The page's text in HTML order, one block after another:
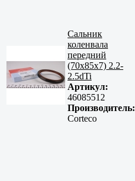
Сальник
коленвала
передний
(70x85x7) 2.2-
2.5dTi
Артикул:
46085512
Производитель:
Corteco